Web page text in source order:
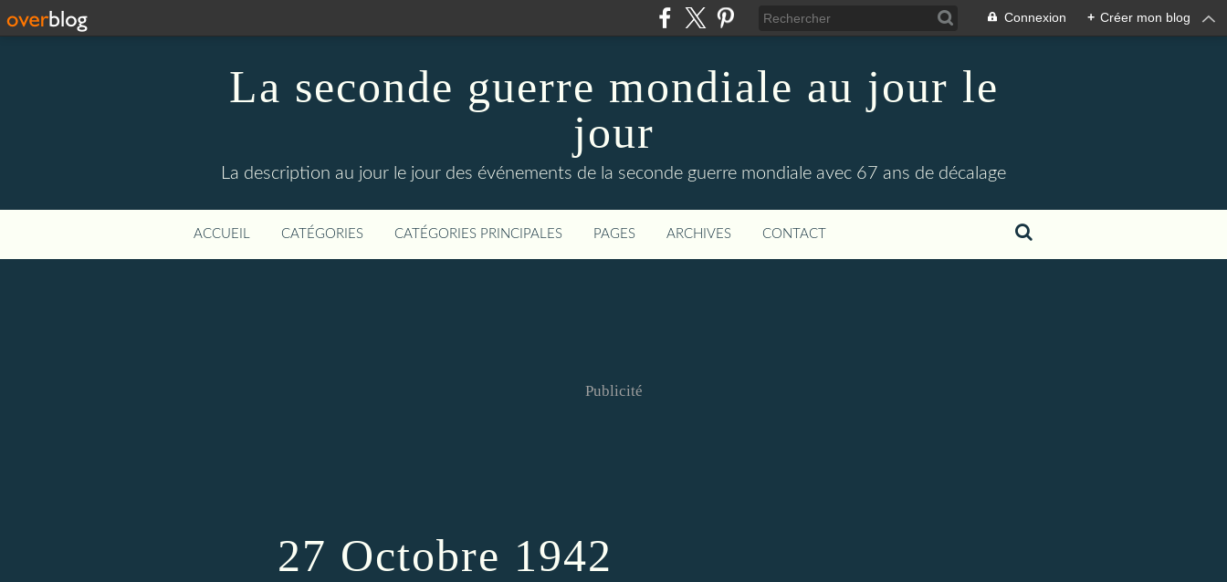
Connexion + Créer mon blog
La seconde guerre mondiale au jour le
jour
La description au jour le jour des événements de la seconde guerre mondiale avec 67 ans de décalage
ACCUEIL CATÉGORIES CATÉGORIES PRINCIPALES PAGES ARCHIVES CONTACT
Publicité
27 Octobre 1942